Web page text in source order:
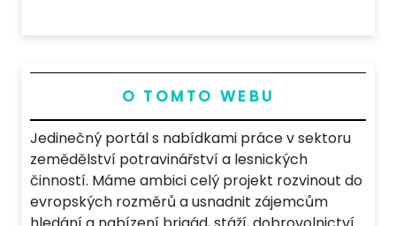
O TOMTO WEBU
Jedinečný portál s nabídkami práce v sektoru
zemědělství potravinářství a lesnických
činností. Máme ambici celý projekt rozvinout do
evropských rozměrů a usnadnit zájemcům